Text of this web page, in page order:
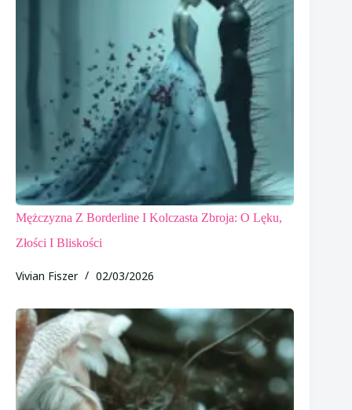
Mężczyzna Z Borderline I Kolczasta Zbroja: O Lęku,
Złości I Bliskości
Vivian Fiszer 02/03/2026